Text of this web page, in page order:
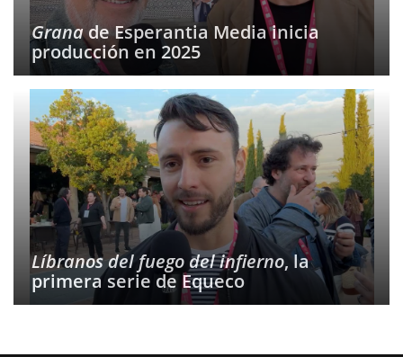
Granade Esperantia Media inicia
producción en 2025
Líbranos del fuego del infierno, la
primera serie de Equeco